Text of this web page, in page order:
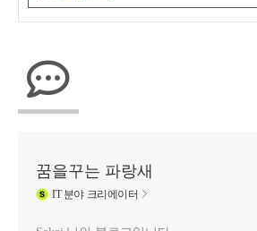
꿈을꾸는 파랑새
IT분야 크리에이터